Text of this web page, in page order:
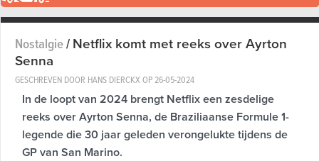
Nostalgie/Netflix komt met reeks over Ayrton
Senna
GESCHREVEN DOOR HANS DIERCKX OP 26-05-2024
In de loopt van 2024 brengt Netflix een zesdelige
reeks over Ayrton Senna, de Braziliaanse Formule 1-
legende die 30 jaar geleden verongelukte tijdens de
GP van San Marino.